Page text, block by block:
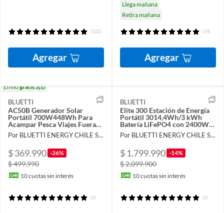
(122)
Agregar
Llega mañana
Retira mañana
(14)
Agregar
Envíogratisapp
BLUETTI
AC50B Generador Solar
Portátil 700W448Wh Para
Acampar Pesca Viajes Fuera
de la Red Emergencia Corte de
Energía
Por BLUETTI ENERGY CHILE SpA
$ 369.990 -26%
$ 499.990
10cuotas sin interés
(6)
BLUETTI
Elite 300 Estación de Energía
Portátil 3014,4Wh/3 kWh
Batería LiFePO4 con 2400W
Salida CA (4800W Pico),
Compacta para Respaldo en
Autocaravana_
Por BLUETTI ENERGY CHILE SpA
$ 1.799.990 -14%
$ 2.099.900
10cuotas sin interés
(2)